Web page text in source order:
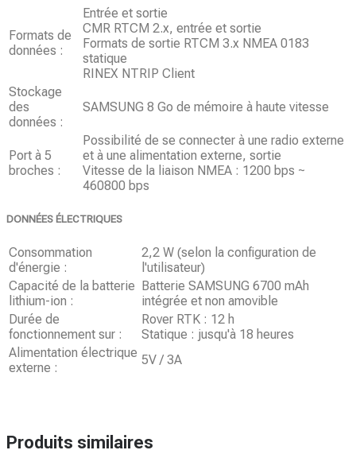
Formats de
données :
Entrée et sortie
CMR RTCM 2.x, entrée et sortie
Formats de sortie RTCM 3.x NMEA 0183
statique
RINEX NTRIP Client
Stockage
des
données :
SAMSUNG 8 Go de mémoire à haute vitesse
Port à 5
broches :
Possibilité de se connecter à une radio externe
et à une alimentation externe, sortie
Vitesse de la liaison NMEA : 1200 bps ~
460800 bps
DONNÉES ÉLECTRIQUES
Consommation
d'énergie :
2,2 W (selon la configuration de
l'utilisateur)
Capacité de la batterie
lithium-ion :
Batterie SAMSUNG 6700 mAh
intégrée et non amovible
Durée de
fonctionnement sur :
Rover RTK : 12 h
Statique : jusqu'à 18 heures
Alimentation électrique
externe :
5V / 3A
Produits similaires